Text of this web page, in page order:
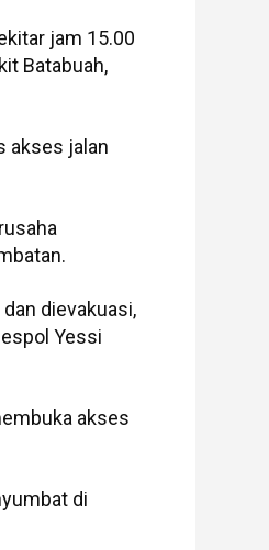
jam 15.00
Batabuah,
akses jalan
dievakuasi,
Yessi
akses
di